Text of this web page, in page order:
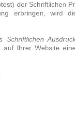
der Schriftlichen
erbringen, wird
Schriftlichen
Ihrer Website